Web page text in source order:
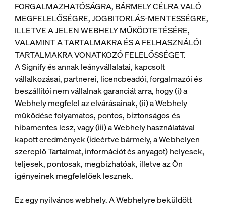
FORGALMAZHATÓSÁGRA, BÁRMELY CÉLRA VALÓ
MEGFELELŐSÉGRE, JOGBITORLÁS-MENTESSÉGRE,
ILLETVE A JELEN WEBHELY MŰKÖDTETÉSÉRE,
VALAMINT A TARTALMAKRA ÉS A FELHASZNÁLÓI
TARTALMAKRA VONATKOZÓ FELELŐSSÉGET.
A Signify és annak leányvállalatai, kapcsolt
vállalkozásai, partnerei, licencbeadói, forgalmazói és
beszállítói nem vállalnak garanciát arra, hogy (i) a
Webhely megfelel az elvárásainak, (ii) a Webhely
működése folyamatos, pontos, biztonságos és
hibamentes lesz, vagy (iii) a Webhely használatával
kapott eredmények (ideértve bármely, a Webhelyen
szereplő Tartalmat, információt és anyagot) helyesek,
teljesek, pontosak, megbízhatóak, illetve az Ön
igényeinek megfelelőek lesznek.
Ez egy nyilvános webhely. A Webhelyre beküldött